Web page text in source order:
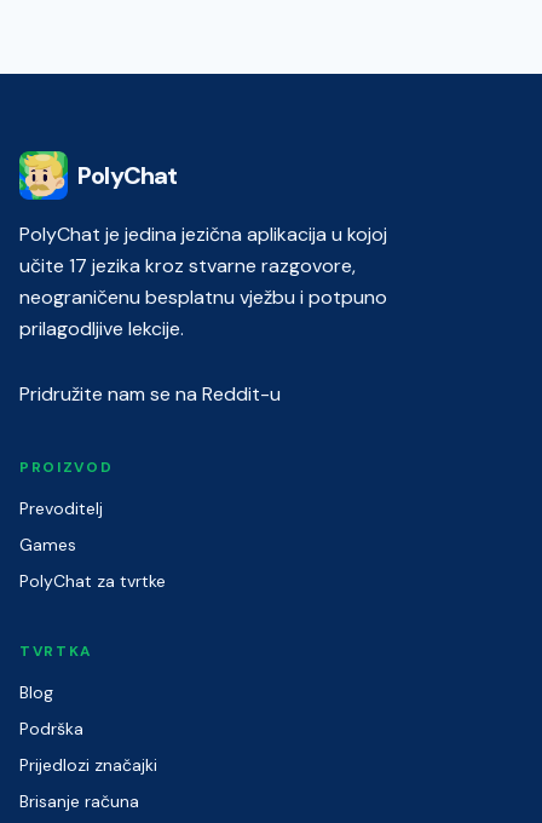
PolyChat
PolyChat je jedina jezična aplikacija u kojoj
učite 17 jezika kroz stvarne razgovore,
neograničenu besplatnu vježbu i potpuno
prilagodljive lekcije.
Pridružite nam se na Reddit-u
PROIZVOD
Prevoditelj
Games
PolyChat za tvrtke
TVRTKA
Blog
Podrška
Prijedlozi značajki
Brisanje računa